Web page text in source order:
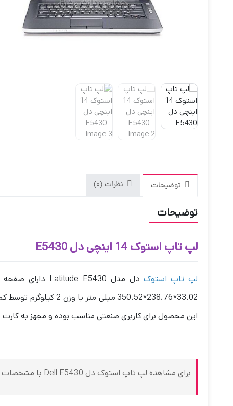
توضیحات نظرات (0)
توضیحات
لپ تاپ استوک 14 اینچی دل E5430
لپ تاپ استوکدل مدل Latitude E5430 دارای صفحه نمایش 14.1 اینچی بوده و با بدنه ای فلزی از کیفیت ساخت بالایی برخوردار می باشد. این
این محصول برای کاربری صنعتی مناسب بوده و مجهز به کارت
برای مشاهده لپ تاپ استوک دل Dell E5430 با مشخصات و پردازنده های دیگر ، کلمه 5430 را در کادر جستجو سرچ کنید